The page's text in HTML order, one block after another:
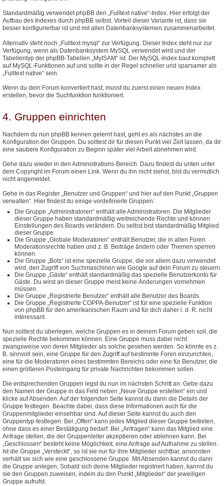
Standardmäßig verwendet phpBB den „Fulltext native“-Index. Hier erfolgt der
Aufbau des Indexes durch phpBB selbst. Vorteil dieser Variante ist, dass sie
besser konfigurierbar ist und mit allen Datenbanksystemen zusammenarbeitet.
Alternativ steht noch „Fulltext mysql“ zur Verfügung. Dieser Index steht nur zur
Verfügung, wenn als Datenbanksystem MySQL verwendet wird und der
Tabellentyp der phpBB-Tabellen „MyISAM“ ist. Der MySQL-Index baut komplett
auf MySQL-Funktionen auf und sollte in der Regel schneller und sparsamer als
„Fulltext native“ sein.
Wenn du dein Forum konvertiert hast, musst du zuerst einen neuen Index
erstellen, bevor die Suchfunktion funktioniert.
4. Gruppen einrichten
Nachdem du nun phpBB kennen gelernt hast, geht es als nächstes an die
Konfiguration der Gruppen. Du solltest dir für diesen Punkt viel Zeit lassen, da dir
eine saubere Konfiguration zu Beginn später viel Arbeit abnehmen wird.
Gehe dazu wieder in den Administrations-Bereich. Dazu findest du unten unter
dem Copyright im Forum einen Link. Wenn du ihn nicht siehst, bist du vermutlich
nicht angemeldet.
Gehe in das Register „Benutzer und Gruppen“ und hier auf den Punkt „Gruppen
verwalten“. Hier findest du einige vordefinierte Gruppen:
Die Gruppe „Administratoren“ enthält alle Administratoren. Die Mitglieder
dieser Gruppe haben standardmäßig weitreichende Rechte und können
Einstellungen des Boards verändern. Du selbst bist standardmäßig Mitglied
dieser Gruppe.
Die Gruppe „Globale Moderatoren“ enthält Benutzer, die in allen Foren
Moderationsrechte haben und z. B. Beiträge ändern oder Themen sperren
können.
Die Gruppe „Bots“ ist eine spezielle Gruppe, die vor allem dazu verwendet
wird, den Zugriff von Suchmaschinen wie Google auf dein Forum zu steuern.
Die Gruppe „Gäste“ enthält standardmäßig das spezielle Benutzerkonto für
Gäste. Du wirst an dieser Gruppe meist keine Änderungen vornehmen
müssen.
Die Gruppe „Registrierte Benutzer“ enthält alle Benutzer des Boards.
Die Gruppe „Registrierte COPPA-Benutzer“ ist für eine spezielle Funktion
von phpBB für den amerikanischen Raum und für dich daher i. d. R. nicht
interessant.
Nun solltest du überlegen, welche Gruppen es in deinem Forum geben soll, die
spezielle Rechte bekommen können. Eine Gruppe muss dabei nicht
zwangsweise von deren Mitglieder als solche gesehen werden. So könnte es z.
B. sinnvoll sein, eine Gruppe für den Zugriff auf bestimmte Foren einzurichten,
eine für die Moderatoren eines bestimmten Bereichs oder eine für Benutzer, die
einen größeren Posteingang für private Nachrichten bekommen sollen.
Die entsprechenden Gruppen legst du nun im nächsten Schritt an. Gebe dazu
den Namen der Gruppe in das Feld neben „Neue Gruppe erstellen“ ein und
klicke auf Absenden. Auf der folgenden Seite kannst du dann die Details der
Gruppe festlegen. Beachte dabei, dass diese Informationen auch für die
Gruppenmitglieder einsehbar sind. Auf dieser Seite kannst du auch den
Gruppentyp festlegen: Bei „Offen“ kann jedes Mitglied dieser Gruppe beitreten,
ohne dass es einer Bestätigung bedarf. Bei „Anfragen“ kann das Mitglied eine
Anfrage stellen, die der Gruppenleiter akzeptieren oder ablehnen kann. Bei
„Geschlossen“ besteht keine Möglichkeit, eine Anfrage auf Aufnahme zu stellen.
Ist die Gruppe „Versteckt“, so ist sie nur für ihre Mitglieder sichtbar, ansonsten
verhält sie sich wie eine geschlossene Gruppe. Mit Absenden kannst du dann
die Gruppe anlegen. Sobald sich deine Mitglieder registriert haben, kannst du
sie den Gruppen zuweisen, indem du den Punkt „Mitglieder“ der jeweiligen
Gruppe aufrufst.